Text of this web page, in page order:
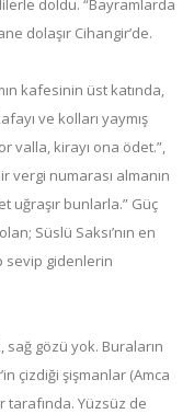
dolaşır Cihangir’de.
kafesinin üst katında,
ve kolları yaymış
valla, kirayı ona ödet.”,
vergi numarası almanın
uğraşır bunlarla.” Güç
Süslü Saksı’nın en
sevip gidenlerin
sağ gözü yok. Buraların
çizdiği şişmanlar (Amca
tarafında. Yüzsüz de